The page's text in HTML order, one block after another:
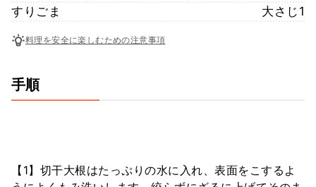
すりごま
大さじ1
料理を安全に楽しむための注意事項
手順
【1】切干大根はたっぷりの水に入れ、表面をこするよ